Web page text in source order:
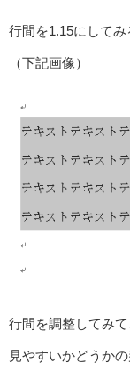
行間を1.15にしてみ
（下記画像）
行間を調整してみ
見やすいかどうか